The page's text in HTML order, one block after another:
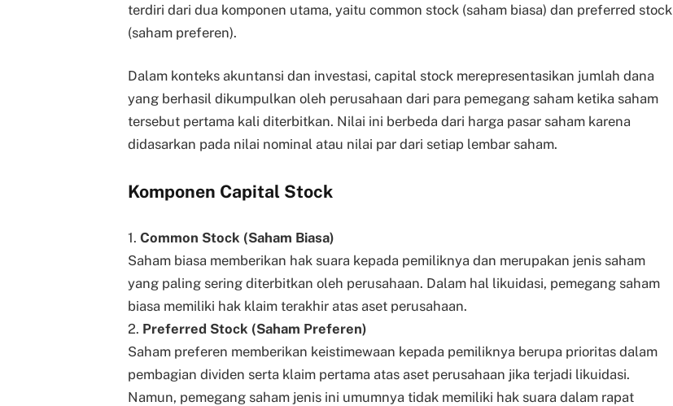
terdiri dari dua komponen utama, yaitu common stock (saham biasa) dan preferred stock
(saham preferen).
Dalam konteks akuntansi dan investasi, capital stock merepresentasikan jumlah dana
yang berhasil dikumpulkan oleh perusahaan dari para pemegang saham ketika saham
tersebut pertama kali diterbitkan. Nilai ini berbeda dari harga pasar saham karena
didasarkan pada nilai nominal atau nilai par dari setiap lembar saham.
Komponen Capital Stock
1. Common Stock (Saham Biasa)
Saham biasa memberikan hak suara kepada pemiliknya dan merupakan jenis saham
yang paling sering diterbitkan oleh perusahaan. Dalam hal likuidasi, pemegang saham
biasa memiliki hak klaim terakhir atas aset perusahaan.
2. Preferred Stock (Saham Preferen)
Saham preferen memberikan keistimewaan kepada pemiliknya berupa prioritas dalam
pembagian dividen serta klaim pertama atas aset perusahaan jika terjadi likuidasi.
Namun, pemegang saham jenis ini umumnya tidak memiliki hak suara dalam rapat